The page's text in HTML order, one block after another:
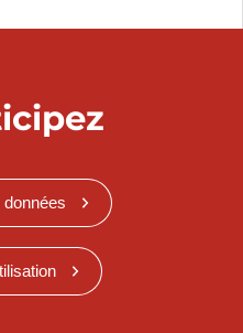
données